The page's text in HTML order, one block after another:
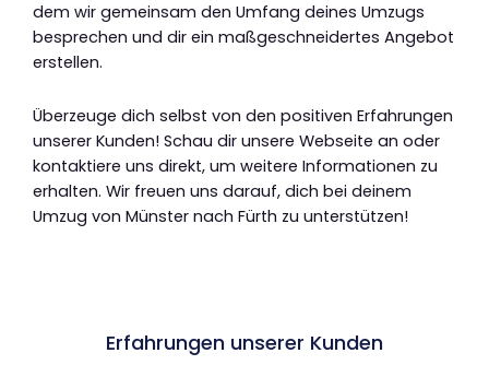
dem wir gemeinsam den Umfang deines Umzugs
besprechen und dir ein maßgeschneidertes Angebot
erstellen.
Überzeuge dich selbst von den positiven Erfahrungen
unserer Kunden! Schau dir unsere Webseite an oder
kontaktiere uns direkt, um weitere Informationen zu
erhalten. Wir freuen uns darauf, dich bei deinem
Umzug von Münster nach Fürth zu unterstützen!
Erfahrungen unserer Kunden